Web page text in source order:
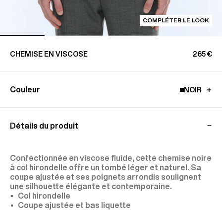
COMPLÉTER LE LOOK
CHEMISE EN VISCOSE 265 €
Couleur NOIR
Détails du produit
Confectionnée en viscose fluide, cette chemise noire
à col hirondelle offre un tombé léger et naturel. Sa
coupe ajustée et ses poignets arrondis soulignent
une silhouette élégante et contemporaine.
Col hirondelle
Coupe ajustée et bas liquette